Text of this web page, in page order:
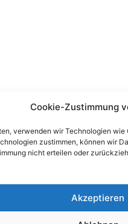
Cookie-Zustimmung
verwenden wir Technologien
zustimmen, können wir
nicht erteilen oder
Akzeptieren